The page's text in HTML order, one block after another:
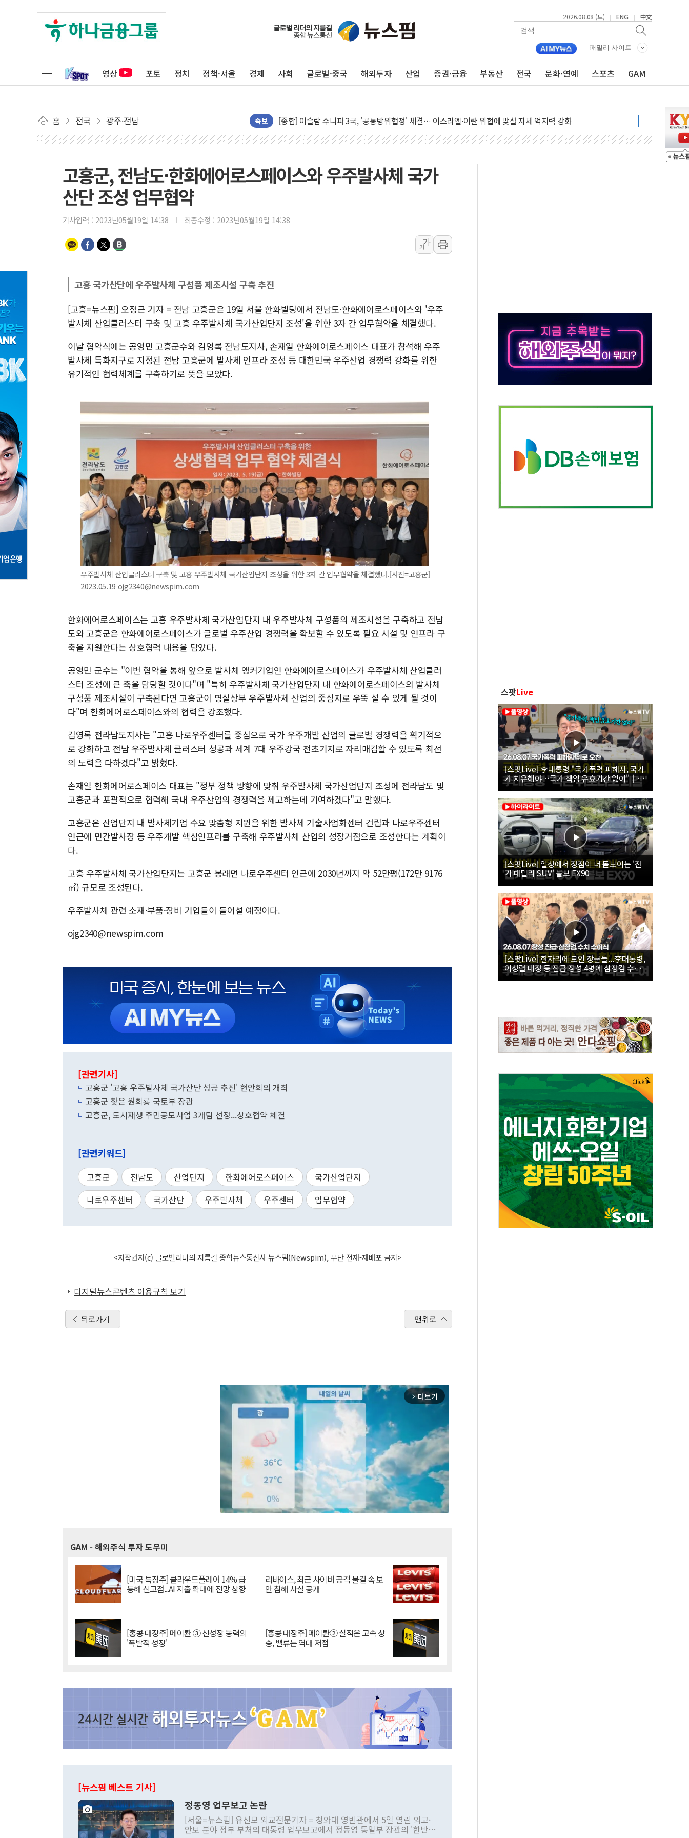
2026.08.08 (토) | ENG | 中文
패밀리 사이트
영상 포토 정치 정책·서울 경제 사회 글로벌·중국 해외투자 산업 증권·금융 부동산 전국 문화·연예 스포츠 GAM
홈 전국 광주·전남 속보
유럽증시, 美 고용 예상 밖 부진에 연준 금리 인상 가능성 낮아지며 상승… STOXX 600 지수는 나흘 연속 최고치
트럼프, 백신·자폐증 행정명령 검토…"이르면 다음 주"
美 항소법원, 백악관 무도회장 공사 중단 명령…트럼프 제동
美 고용 쇼크에 엔화 장중 급등…시장은 "또 개입했나" 촉각
[종합] 美 7월 고용 2만3000명 감소 '쇼크'…9월 금리 인상 기대 후퇴
[사진] 이슬람 수니파 3개국, 공동방위협정 체결
뉴욕증시 개장 전 특징주...아틀라시안·클라우드플레어·태양광주↑ VS 트레이드데스크·웬디스↓
李 "해남 태양광, 대한민국 다음 100년 밑거름…수도권 집중 완화 전환점"
李 대통령, '6시간 마라톤 부동산 2차 회의' 주재… "전폭적 공급 확대·속도전 총력"
트럼프, 中 겨냥 폴리실리콘 관세 15% 부과…美 태양광주 급등
[사진] 빈살만과 에르도안의 만남
고흥군, 전남도·한화에어로스페이스와 우주발사체 국가
산단 조성 업무협약
기사입력 : 2023년05월19일 14:38 최종수정 : 2023년05월19일 14:38
가
가
고흥 국가산단에 우주발사체 구성품 제조시설 구축 추진
[고흥=뉴스핌] 오정근 기자 = 전남 고흥군은 19일 서울 한화빌딩에서 전남도·한화에어로스페이스와 '우주
발사체 산업클러스터 구축 및 고흥 우주발사체 국가산업단지 조성'을 위한 3자 간 업무협약을 체결했다.
이날 협약식에는 공영민 고흥군수와 김영록 전남도지사, 손재일 한화에어로스페이스 대표가 참석해 우주
발사체 특화지구로 지정된 전남 고흥군에 발사체 인프라 조성 등 대한민국 우주산업 경쟁력 강화를 위한
유기적인 협력체계를 구축하기로 뜻을 모았다.
우주발사체 산업클러스터 구축 및 고흥 우주발사체 국가산업단지 조성을 위한 3자 간 업무협약을 체결했다.[사진=고흥군]
2023.05.19 ojg2340@newspim.com
한화에어로스페이스는 고흥 우주발사체 국가산업단지 내 우주발사체 구성품의 제조시설을 구축하고 전남
도와 고흥군은 한화에어로스페이스가 글로벌 우주산업 경쟁력을 확보할 수 있도록 필요 시설 및 인프라 구
축을 지원한다는 상호협력 내용을 담았다.
공영민 군수는 "이번 협약을 통해 앞으로 발사체 앵커기업인 한화에어로스페이스가 우주발사체 산업클러
스터 조성에 큰 축을 담당할 것이다"며 "특히 우주발사체 국가산업단지 내 한화에어로스페이스의 발사체
구성품 제조시설이 구축된다면 고흥군이 명실상부 우주발사체 산업의 중심지로 우뚝 설 수 있게 될 것이
다"며 한화에어로스페이스와의 협력을 강조했다.
김영록 전라남도지사는 "고흥 나로우주센터를 중심으로 국가 우주개발 산업의 글로벌 경쟁력을 획기적으
로 강화하고 전남 우주발사체 클러스터 성공과 세계 7대 우주강국 전초기지로 자리매김할 수 있도록 최선
의 노력을 다하겠다"고 밝혔다.
손재일 한화에어로스페이스 대표는 "정부 정책 방향에 맞춰 우주발사체 국가산업단지 조성에 전라남도 및
고흥군과 포괄적으로 협력해 국내 우주산업의 경쟁력을 제고하는데 기여하겠다"고 말했다.
고흥군은 산업단지 내 발사체기업 수요 맞춤형 지원을 위한 발사체 기술사업화센터 건립과 나로우주센터
인근에 민간발사장 등 우주개발 핵심인프라를 구축해 우주발사체 산업의 성장거점으로 조성한다는 계획이
다.
고흥 우주발사체 국가산업단지는 고흥군 봉래면 나로우주센터 인근에 2030년까지 약 52만평(172만 9176
㎡) 규모로 조성된다.
우주발사체 관련 소재·부품·장비 기업들이 들어설 예정이다.
ojg2340@newspim.com
[관련기사]
고흥군 '고흥 우주발사체 국가산단 성공 추진' 현안회의 개최
고흥군 찾은 원희룡 국토부 장관
고흥군, 도시재생 주민공모사업 3개팀 선정...상호협약 체결
[관련키워드]
고흥군 전남도 산업단지 한화에어로스페이스
국가산업단지
나로우주센터
국가산단 우주발사체 우주센터 업무협약
<저작권자(c) 글로벌리더의 지름길 종합뉴스통신사 뉴스핌(Newspim), 무단 전재-재배포 금지>
디지털뉴스콘텐츠 이용규칙 보기
뒤로가기 맨위로
arrow_forward_ios 더보기
GAM - 해외주식 투자 도우미
[미국 특징주] 클라우드플레어 14% 급
등해 신고점...AI 지출 확대에 전망 상향
리바이스, 최근 사이버 공격 물결 속 보
안 침해 사실 공개
[홍콩 대장주] 메이퇀 ③ 신성장 동력의
'폭발적 성장'
[홍콩 대장주] 메이퇀② 실적은 고속 상
승, 밸류는 역대 저점
[뉴스핌 베스트 기사]
정동영 업무보고 논란
[서울=뉴스핌] 유신모 외교전문기자 = 청와대 영빈관에서 5일 열린 외교·
안보 분야 정부 부처의 대통령 업무보고에서 정동영 통일부 장관의 '한반도
스팟Live
[스팟Live] 李대통령 "국가폭력 피해자, 국가
가 치유해야…국가 책임 유효기간 없어"｜
26.08.07 국가폭력 피해자 위로 오찬
[스팟Live] 일상에서 장점이 더 돋보이는 '전
기 패밀리 SUV' 볼보 EX90
[스팟Live] 한자리에 모인 장군들...李대통령,
이상렬 대장 등 진급 장성 4명에 삼정검 수치
직접 수여｜26.08.07 장성 진급·삼정검 수치